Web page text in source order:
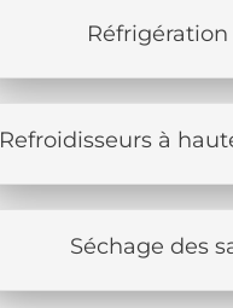
Refroidisseurs à
Séchage des